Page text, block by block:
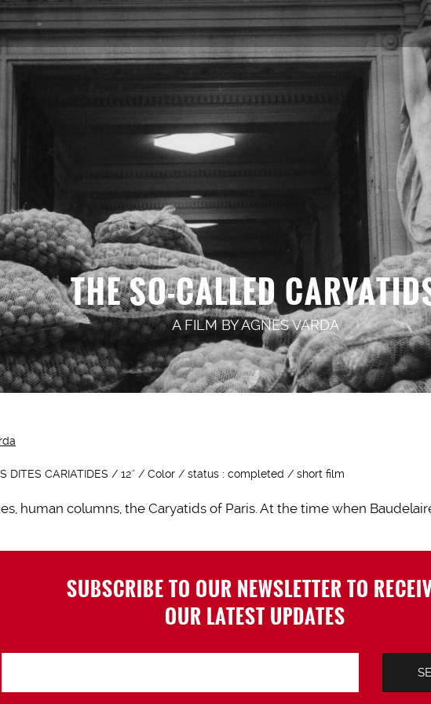
THE SO-CALLED
A FILM BYAGNÈS VARDA
DITES CARIATIDES / 12'’ / Color / status : completed / short film
human columns, the Caryatids of Paris. At the time when
SUBSCRIBE TO OUR NEWSLETTER TO
OUR LATEST UPDATES